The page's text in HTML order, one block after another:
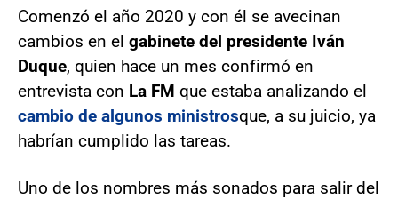
Comenzó el año 2020 y con él se avecinan
cambios en el gabinete del presidente Iván
Duque, quien hace un mes confirmó en
entrevista con La FM que estaba analizando el
cambio de algunos ministrosque, a su juicio, ya
habrían cumplido las tareas.
Uno de los nombres más sonados para salir del